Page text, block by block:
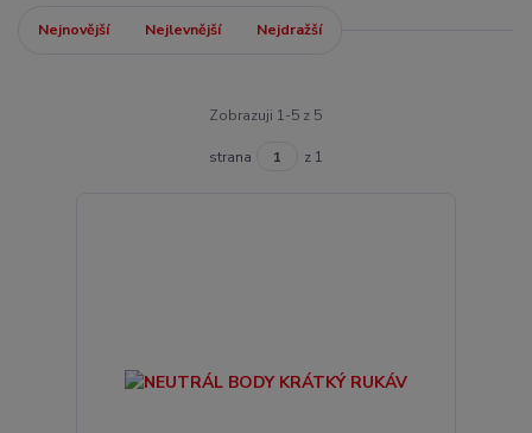
Nejnovější Nejlevnější Nejdražší
Zobrazuji 1-5 z 5
strana z 1